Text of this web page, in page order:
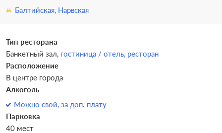
Балтийская, Нарвская
Тип ресторана
Банкетный зал, гостиница / отель, ресторан
Расположение
В центре города
Алкоголь
Можно свой, за доп. плату
Парковка
40 мест